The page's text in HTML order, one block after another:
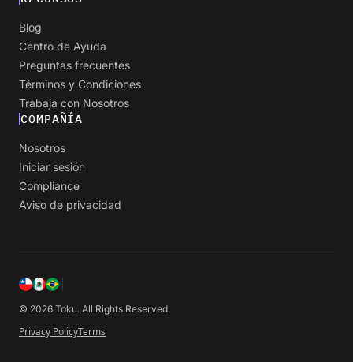
Blog
Centro de Ayuda
Preguntas frecuentes
Términos y Condiciones
Trabaja con Nosotros
COMPAÑÍA
Nosotros
Iniciar sesión
Compliance
Aviso de privacidad
© 2026 Toku. All Rights Reserved.
Privacy PolicyTerms